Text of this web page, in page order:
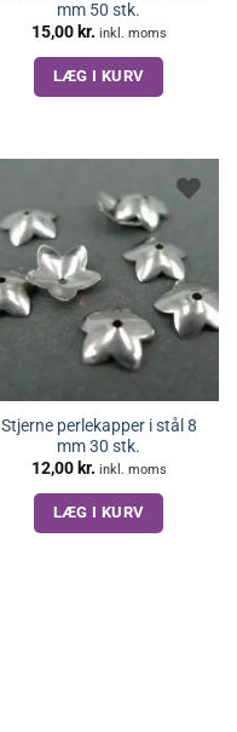
mm 50 stk.
15,00 kr. inkl. moms
LÆG I KURV
Stjerne perlekapper i stål 8
mm 30 stk.
12,00 kr. inkl. moms
LÆG I KURV